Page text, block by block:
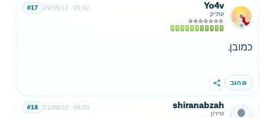
Yo4v
עתיק
29/05/12 05:42
#17
כמובן.
הגב שתף
shiranabzah
טירון
21/06/12 09:03
#18